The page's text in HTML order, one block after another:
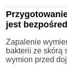
jest
Zapalenie
bakterii ze skórą
wymion przed